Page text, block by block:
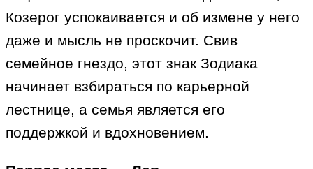
Козерог успокаивается и об измене у него
даже и мысль не проскочит. Свив
семейное гнездо, этот знак Зодиака
начинает взбираться по карьерной
лестнице, а семья является его
поддержкой и вдохновением.